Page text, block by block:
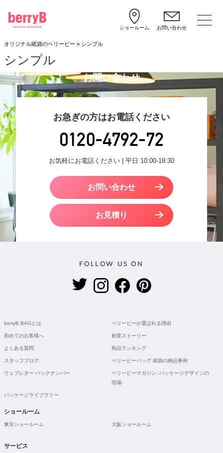
ショールーム お問い合わせ
オリジナル紙袋のベリービー » シンプル
シンプル
お問い合わせ
お急ぎの方はお電話ください
お気軽にお電話ください | 平日 10:00-18:30
お問い合わせ
お見積り
FOLLOW US ON
berryB BAGとは ベリービーが選ばれる理由
初めてのお客様へ 創業ストーリー
よくある質問 商品ランキング
スタッフブログ ベリービーバッグ 紙袋の納品事例
ウェブレター バックナンバー
ベリービーマガジン -パッケージデザインの
現場-
パッケージライブラリー
ショールーム
東京ショールーム 大阪ショールーム
サービス